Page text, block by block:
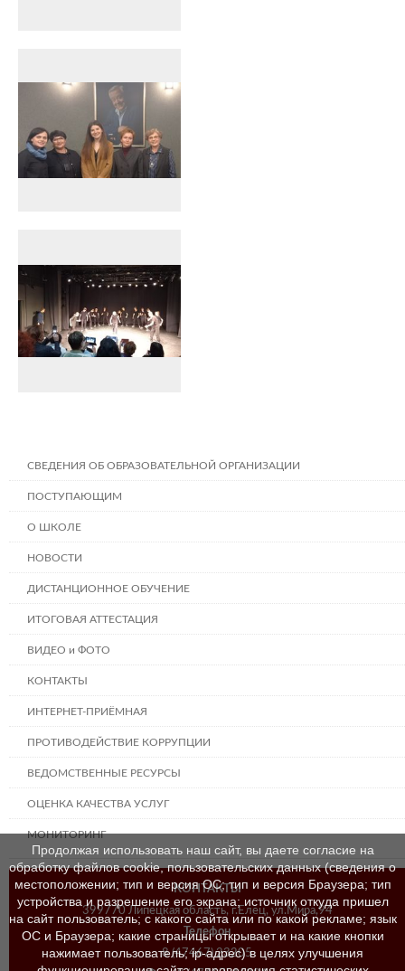
СВЕДЕНИЯ ОБ ОБРАЗОВАТЕЛЬНОЙ ОРГАНИЗАЦИИ
ПОСТУПАЮЩИМ
О ШКОЛЕ
НОВОСТИ
ДИСТАНЦИОННОЕ ОБУЧЕНИЕ
ИТОГОВАЯ АТТЕСТАЦИЯ
ВИДЕО и ФОТО
КОНТАКТЫ
ИНТЕРНЕТ-ПРИЁМНАЯ
ПРОТИВОДЕЙСТВИЕ КОРРУПЦИИ
ВЕДОМСТВЕННЫЕ РЕСУРСЫ
ОЦЕНКА КАЧЕСТВА УСЛУГ
МОНИТОРИНГ
КОНТАКТЫ
399770 Липецкая область, г.Елец, ул.Мира,94
Телефон
8 (47467) 23205
Продолжая использовать наш сайт, вы даете согласие на
обработку файлов cookie, пользовательских данных (сведения о
местоположении; тип и версия ОС; тип и версия Браузера; тип
устройства и разрешение его экрана; источник откуда пришел
на сайт пользователь; с какого сайта или по какой рекламе; язык
ОС и Браузера; какие страницы открывает и на какие кнопки
нажимает пользователь; ip-адрес) в целях улучшения